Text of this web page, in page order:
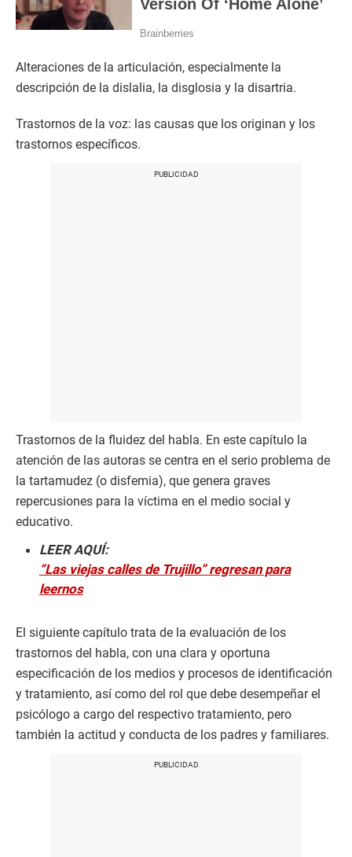
Alteraciones de la articulación, especialmente la
descripción de la dislalia, la disglosia y la disartria.
Trastornos de la voz: las causas que los originan y los
trastornos específicos.
Trastornos de la fluidez del habla. En este capítulo la
atención de las autoras se centra en el serio problema de
la tartamudez (o disfemia), que genera graves
repercusiones para la víctima en el medio social y
educativo.
LEER AQUÍ:
“Las viejas calles de Trujillo” regresan para
leernos
El siguiente capítulo trata de la evaluación de los
trastornos del habla, con una clara y oportuna
especificación de los medios y procesos de identificación
y tratamiento, así como del rol que debe desempeñar el
psicólogo a cargo del respectivo tratamiento, pero
también la actitud y conducta de los padres y familiares.